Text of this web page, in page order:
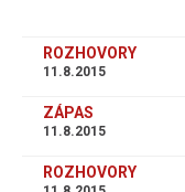
ROZHOVORY
11.8.2015
ZÁPAS
11.8.2015
ROZHOVORY